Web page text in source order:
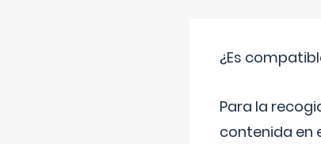
¿Es
Para la
contenida en